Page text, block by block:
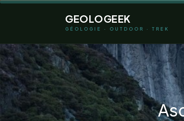
GEOLOGEEK
GÉOLOGIE · OUTDOOR · TREK